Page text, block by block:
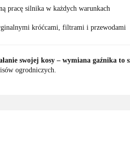
pracę silnika w każdych warunkach
króćcami, filtrami i przewodami
swojej kosy – wymiana gaźnika to
ogrodniczych.